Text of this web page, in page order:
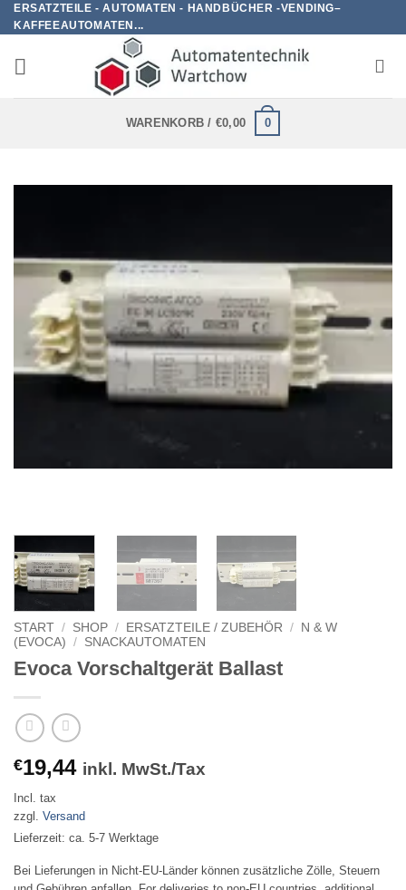
Zum
Inhalt
springen
ERSATZTEILE - AUTOMATEN - HANDBÜCHER -VENDING–
KAFFEEAUTOMATEN...
WARENKORB / €0,00 0
START / SHOP / ERSATZTEILE / ZUBEHÖR / N & W
(EVOCA)
/ SNACKAUTOMATEN
Evoca Vorschaltgerät Ballast
€19,44 inkl. MwSt./Tax
Incl. tax
zzgl. Versand
Lieferzeit: ca. 5-7 Werktage
Bei Lieferungen in Nicht-EU-Länder können zusätzliche Zölle, Steuern